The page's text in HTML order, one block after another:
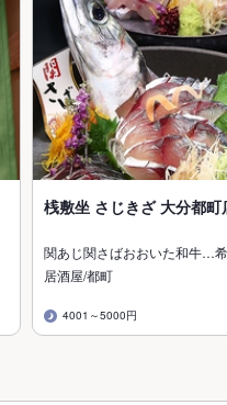
桟敷坐 さじきざ 大分都町
関あじ関さばおおいた和牛…
居酒屋/都町
4001～5000円